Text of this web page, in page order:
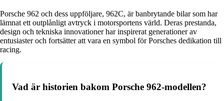
Porsche 962 och dess uppföljare, 962C, är banbrytande bilar som har
lämnat ett outplånligt avtryck i motorsportens värld. Deras prestanda,
design och tekniska innovationer har inspirerat generationer av
entusiaster och fortsätter att vara en symbol för Porsches dedikation till
racing.
Vad är historien bakom Porsche 962-modellen?